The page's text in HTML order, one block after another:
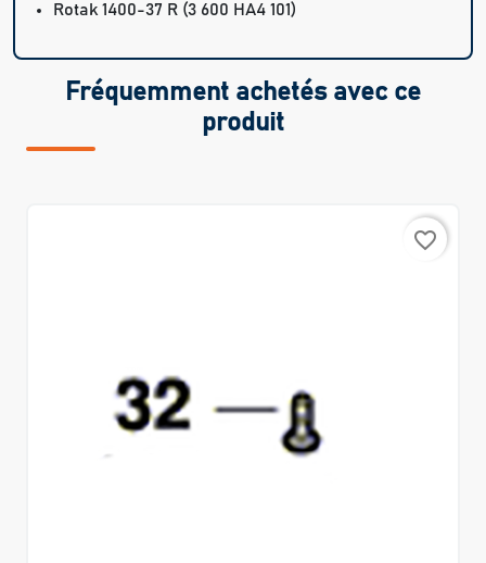
Rotak 1400-37 R (3 600 HA4 101)
Fréquemment achetés avec ce
produit
favorite_border